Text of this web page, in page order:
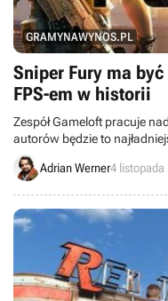
GRAMYNAWYNOS.PL
Sniper Fury ma
FPS-em w historii
Zespół Gameloft pracuje
autorów będzie to
mobilny.
Adrian Werner4 listopada